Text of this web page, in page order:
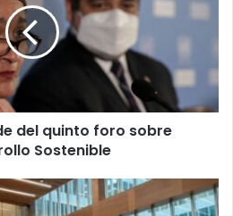
del quinto foro sobre
Sostenible